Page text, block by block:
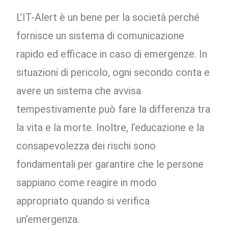
L’IT-Alert è un bene per la società perché
fornisce un sistema di comunicazione
rapido ed efficace in caso di emergenze. In
situazioni di pericolo, ogni secondo conta e
avere un sistema che avvisa
tempestivamente può fare la differenza tra
la vita e la morte. Inoltre, l’educazione e la
consapevolezza dei rischi sono
fondamentali per garantire che le persone
sappiano come reagire in modo
appropriato quando si verifica
un’emergenza.